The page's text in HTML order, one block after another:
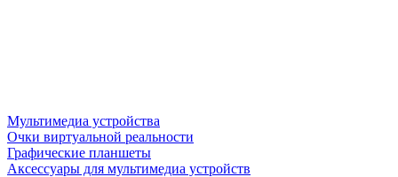
Мультимедиа устройства
Очки виртуальной реальности
Графические планшеты
Аксессуары для мультимедиа устройств